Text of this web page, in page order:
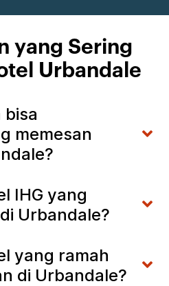
yang Sering
Urbandale
bisa
memesan
IHG yang
Urbandale?
yang ramah
di Urbandale?